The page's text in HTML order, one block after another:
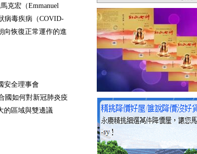
克宏（Emmanuel
病毒疾病（COVID-
向恢復正常運作的進
安全理事會
國如何對新冠肺炎疫
的區域與雙邊議